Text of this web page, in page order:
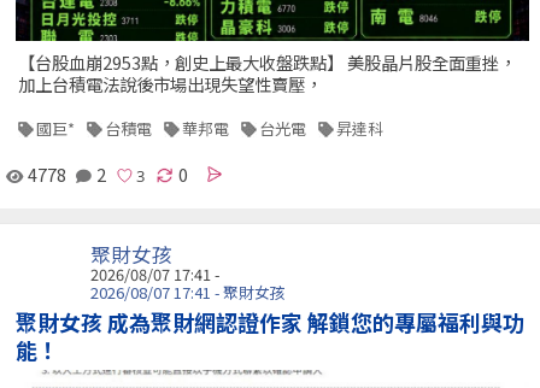
【台股血崩2953點，創史上最大收盤跌點】 美股晶片股全面重挫，
加上台積電法說後市場出現失望性賣壓，
國巨* 台積電 華邦電 台光電 昇達科
4778 2 0
聚財女孩
2026/08/07 17:41 -
2026/08/07 17:41 - 聚財女孩
聚財女孩 成為聚財網認證作家 解鎖您的專屬福利與功
能！